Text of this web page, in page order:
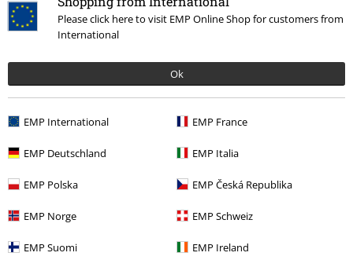
Please click here to visit EMP Online Shop for customers from
International
Ok
EMP International EMP France
EMP Deutschland EMP Italia
EMP Polska EMP Česká Republika
EMP Norge EMP Schweiz
EMP Suomi EMP Ireland
€ 20,79
Plus de catégories. Plus d'options.
Vêtements de marque